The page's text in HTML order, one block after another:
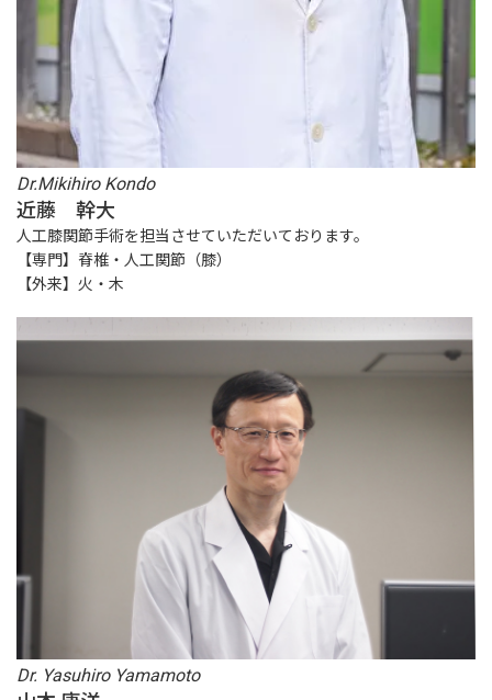
Dr.Mikihiro Kondo
近藤 幹大
人工膝関節手術を担当させていただいております。
【専門】脊椎・人工関節（膝）
【外来】火・木
Dr. Yasuhiro Yamamoto